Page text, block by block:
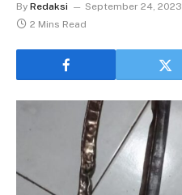
By Redaksi September 24, 2023
2 Mins Read